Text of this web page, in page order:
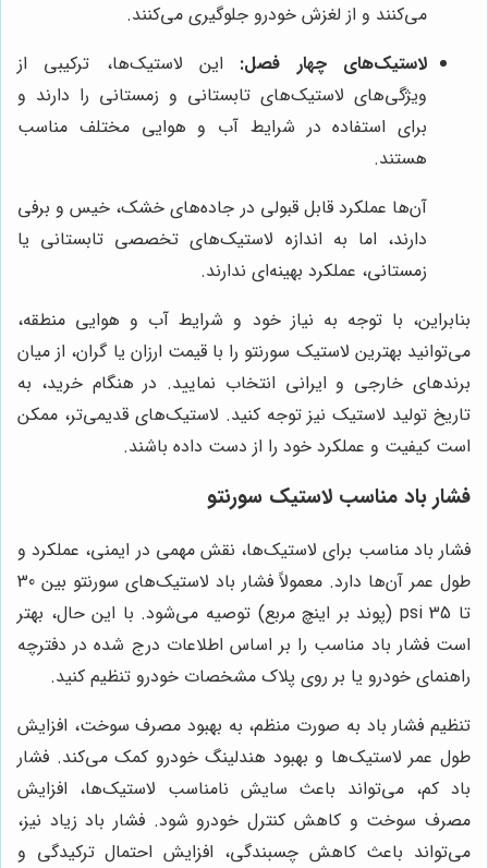
می‌کنند و از لغزش خودرو جلوگیری می‌کنند.
لاستیک‌های چهار فصل: این لاستیک‌ها، ترکیبی از
ویژگی‌های لاستیک‌های تابستانی و زمستانی را دارند و
برای استفاده در شرایط آب و هوایی مختلف مناسب
هستند.
آن‌ها عملکرد قابل قبولی در جاده‌های خشک، خیس و برفی
دارند، اما به اندازه لاستیک‌های تخصصی تابستانی یا
زمستانی، عملکرد بهینه‌ای ندارند.
بنابراین، با توجه به نیاز خود و شرایط آب و هوایی منطقه،
می‌توانید بهترین لاستیک سورنتو را با قیمت ارزان یا گران، از میان
برندهای خارجی و ایرانی انتخاب نمایید. در هنگام خرید، به
تاریخ تولید لاستیک نیز توجه کنید. لاستیک‌های قدیمی‌تر، ممکن
است کیفیت و عملکرد خود را از دست داده باشند.
فشار باد مناسب لاستیک سورنتو
فشار باد مناسب برای لاستیک‌ها، نقش مهمی در ایمنی، عملکرد و
طول عمر آن‌ها دارد. معمولاً فشار باد لاستیک‌های سورنتو بین 30
تا 35 psi (پوند بر اینچ مربع) توصیه می‌شود. با این حال، بهتر
است فشار باد مناسب را بر اساس اطلاعات درج شده در دفترچه
راهنمای خودرو یا بر روی پلاک مشخصات خودرو تنظیم کنید.
تنظیم فشار باد به صورت منظم، به بهبود مصرف سوخت، افزایش
طول عمر لاستیک‌ها و بهبود هندلینگ خودرو کمک می‌کند. فشار
باد کم، می‌تواند باعث سایش نامناسب لاستیک‌ها، افزایش
مصرف سوخت و کاهش کنترل خودرو شود. فشار باد زیاد نیز،
می‌تواند باعث کاهش چسبندگی، افزایش احتمال ترکیدگی و